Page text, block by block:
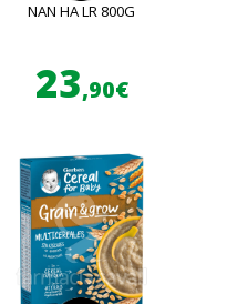
NAN HA LR 800G
23,90€